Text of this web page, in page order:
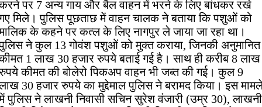
पर 7 अन्य गाय और बैल वाहन में भरने के लिए बांधकर रखे
मिले। पुलिस पूछताछ में वाहन चालक ने बताया कि पशुओं को
के कहने पर कत्ल के लिए नागपुर ले जाया जा रहा था।
ने कुल 13 गोवंश पशुओं को मुक्त कराया, जिनकी अनुमानित
1 लाख 30 हजार रुपये बताई गई है। साथ ही करीब 8 लाख
कीमत की बोलेरो पिकअप वाहन भी जब्त की गई। कुल 9
30 हजार रुपये का मुद्देमाल पुलिस ने बरामद किया। इस
पुलिस ने लाखनी निवासी सचिन सुरेश वंजारी (उम्र 30), लाखनी